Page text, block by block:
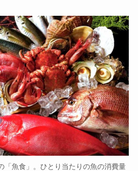
「魚食」。ひとり当たりの魚の消費量